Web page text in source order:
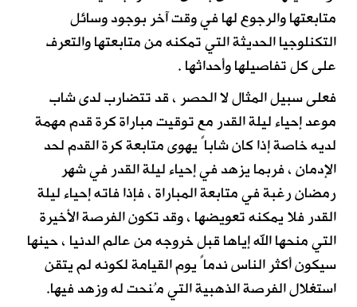
متابعتها والرجوع لها في وقت آخر بوجود وسائل
التكنلوجيا الحديثة التي تمكنه من متابعتها والتعرف
على كل تفاصيلها وأحداثها .
فعلى سبيل المثال لا الحصر ، قد تتضارب لدى شاب
موعد إحياء ليلة القدر مع توقيت مباراة كرة قدم مهمة
لديه خاصة إذا كان شاباً يهوى متابعة كرة القدم لحد
الإدمان ، فربما يزهد في إحياء ليلة القدر في شهر
رمضان رغبة في متابعة المباراة ، فإذا فاته إحياء ليلة
القدر فلا يمكنه تعويضها ، وقد تكون الفرصة الأخيرة
التي منحها الله إياها قبل خروجه من عالم الدنيا ، حينها
سيكون أكثر الناس ندماً يوم القيامة لكونه لم يتقن
استغلال الفرصة الذهبية التي مُنحت له وزهد فيها.